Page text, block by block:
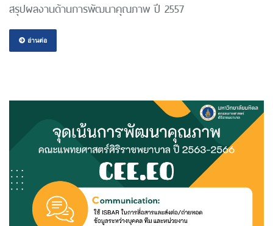
สรุปผลงานด้านการพัฒนาคุณภาพ ปี 2557
อ่านต่อ